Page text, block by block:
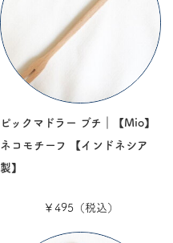
ピックマドラー ブチ｜【Mio】
ネコモチーフ 【インドネシア
製】
￥495（税込）